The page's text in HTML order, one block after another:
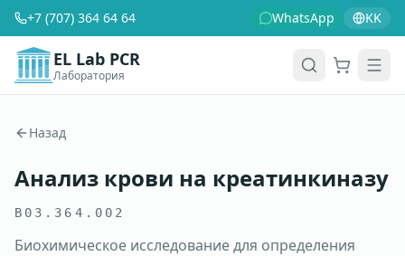
+7 (707) 364 64 64 WhatsApp KK
EL Lab PCR
Лаборатория
Назад
Анализ крови на креатинкиназу
B03.364.002
Биохимическое исследование для определения